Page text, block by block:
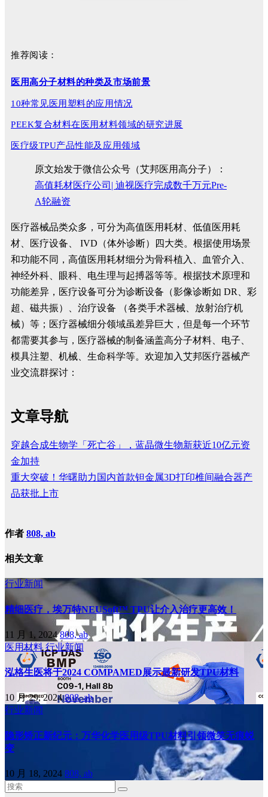
推荐阅读：
医用高分子材料的种类及市场前景
10种常见医用塑料的应用情况
PEEK复合材料在医用材料领域的研究进展
医疗级TPU产品性能及应用领域
原文始发于微信公众号（艾邦医用高分子）：
高值耗材医疗公司| 迪视医疗完成数千万元Pre-
A轮融资
医疗器械品类众多，可分为高值医用耗材、低值医用耗
材、医疗设备、 IVD（体外诊断）四大类。根据使用场景
和功能不同，高值医用耗材细分为骨科植入、血管介入、
神经外科、眼科、电生理与起搏器等等。根据技术原理和
功能差异，医疗设备可分为诊断设备（影像诊断如 DR、彩
超、磁共振）、治疗设备 （各类手术器械、放射治疗机
械）等；医疗器械细分领域虽差异巨大，但是每一个环节
都需要其参与，医疗器械的制备涵盖高分子材料、电子、
模具注塑、机械、生命科学等。欢迎加入艾邦医疗器械产
业交流群探讨：
文章导航
穿越合成生物学「死亡谷」，蓝晶微生物新获近10亿元资
金加持
重大突破！华曙助力国内首款钽金属3D打印椎间融合器产
品获批上市
作者 808, ab
相关文章
行业新闻
精细医疗，埃万特NEUSoft™ TPU让介入治疗更高效！
11 月 1, 2024808, ab
医用材料行业新闻
泓格生医将于2024 COMPAMED展示最新研发TPU材料
10 月 29, 2024808, ab
行业新闻
隐形矫正新纪元：万华化学医用级TPU材料引领微笑无痕蜕
变
10 月 18, 2024 808, ab